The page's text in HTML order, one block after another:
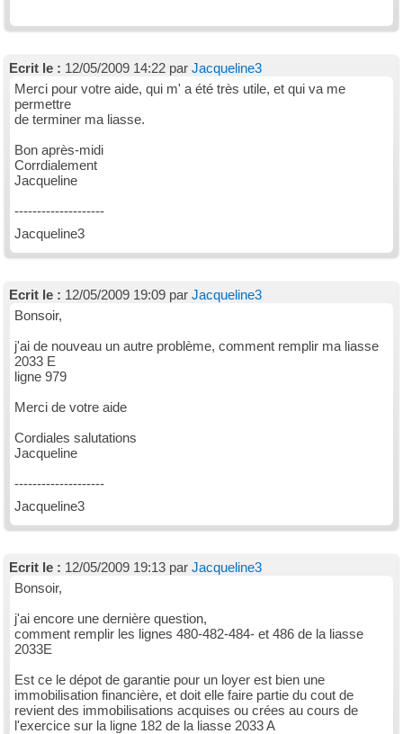
Ecrit le : 12/05/2009 14:22 par Jacqueline3
Merci pour votre aide, qui m' a été très utile, et qui va me
permettre
de terminer ma liasse.
Bon après-midi
Corrdialement
Jacqueline
--------------------
Jacqueline3
Ecrit le : 12/05/2009 19:09 par Jacqueline3
Bonsoir,
j'ai de nouveau un autre problème, comment remplir ma liasse
2033 E
ligne 979
Merci de votre aide
Cordiales salutations
Jacqueline
--------------------
Jacqueline3
Ecrit le : 12/05/2009 19:13 par Jacqueline3
Bonsoir,
j'ai encore une dernière question,
comment remplir les lignes 480-482-484- et 486 de la liasse
2033E
Est ce le dépot de garantie pour un loyer est bien une
immobilisation financière, et doit elle faire partie du cout de
revient des immobilisations acquises ou crées au cours de
l'exercice sur la ligne 182 de la liasse 2033 A